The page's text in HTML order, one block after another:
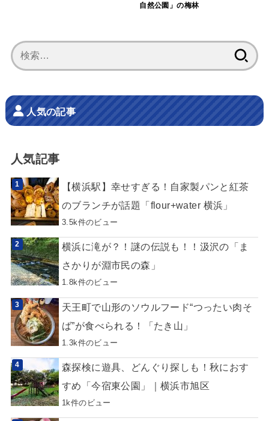
自然公園」の梅林
索:
人気の記事
人気記事
【横浜駅】幸せすぎる！自家製パンと紅茶
のブランチが話題「flour+water 横浜」
3.5k件のビュー
横浜に滝が？！謎の伝説も！！汲沢の「ま
さかりが淵市民の森」
1.8k件のビュー
天王町で山形のソウルフード“つったい肉そ
ば”が食べられる！「たき山」
1.3k件のビュー
森探検に遊具、どんぐり探しも！秋におす
すめ「今宿東公園」｜横浜市旭区
1k件のビュー